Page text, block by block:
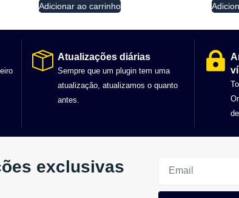
Adicionar ao carrinho
Atualizações diárias
Sempre que um plugin tem uma
atualização, atualizamos o quanto
antes.
exclusivas